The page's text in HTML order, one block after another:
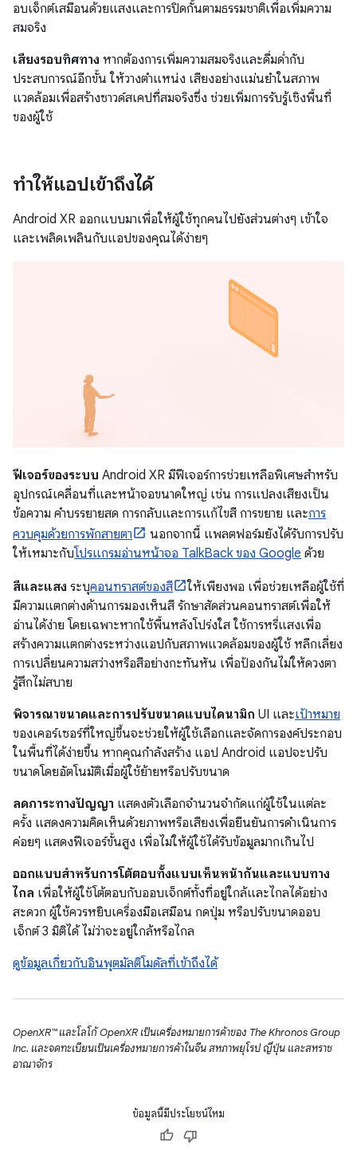
อบเจ็กต์เสมือนด้วยแสงและการปิดกั้นตามธรรมชาติเพื่อเพิ่มความ
สมจริง
เสียงรอบทิศทาง หากต้องการเพิ่มความสมจริงและดื่มด่ำกับ
ประสบการณ์อีกขั้น ให้วางตำแหน่ง เสียงอย่างแม่นยำในสภาพ
แวดล้อมเพื่อสร้างซาวด์สเคปที่สมจริงซึ่ง ช่วยเพิ่มการรับรู้เชิงพื้นที่
ของผู้ใช้
ทำให้แอปเข้าถึงได้
Android XR ออกแบบมาเพื่อให้ผู้ใช้ทุกคนไปยังส่วนต่างๆ เข้าใจ
และเพลิดเพลินกับแอปของคุณได้ง่ายๆ
ฟีเจอร์ของระบบ Android XR มีฟีเจอร์การช่วยเหลือพิเศษสำหรับ
อุปกรณ์เคลื่อนที่และหน้าจอขนาดใหญ่ เช่น การแปลงเสียงเป็น
ข้อความ คำบรรยายสด การกลับและการแก้ไขสี การขยาย และการ
ควบคุมด้วยการพักสายตา
นอกจากนี้ แพลตฟอร์มยังได้รับการปรับ
ให้เหมาะกับโปรแกรมอ่านหน้าจอ TalkBack ของ Google ด้วย
สีและแสง ระบุคอนทราสต์ของสี
ให้เพียงพอ เพื่อช่วยเหลือผู้ใช้ที่
มีความแตกต่างด้านการมองเห็นสี รักษาสัดส่วนคอนทราสต์เพื่อให้
อ่านได้ง่าย โดยเฉพาะหากใช้พื้นหลังโปร่งใส ใช้การหรี่แสงเพื่อ
สร้างความแตกต่างระหว่างแอปกับสภาพแวดล้อมของผู้ใช้ หลีกเลี่ยง
การเปลี่ยนความสว่างหรือสีอย่างกะทันหัน เพื่อป้องกันไม่ให้ดวงตา
รู้สึกไม่สบาย
พิจารณาขนาดและการปรับขนาดแบบไดนามิก UI และเป้าหมาย
ของเคอร์เซอร์ที่ใหญ่ขึ้นจะช่วยให้ผู้ใช้เลือกและจัดการองค์ประกอบ
ในพื้นที่ได้ง่ายขึ้น หากคุณกำลังสร้าง แอป Android แอปจะปรับ
ขนาดโดยอัตโนมัติเมื่อผู้ใช้ย้ายหรือปรับขนาด
ลดภาระทางปัญญา แสดงตัวเลือกจำนวนจำกัดแก่ผู้ใช้ในแต่ละ
ครั้ง แสดงความคิดเห็นด้วยภาพหรือเสียงเพื่อยืนยันการดำเนินการ
ค่อยๆ แสดงฟีเจอร์ขั้นสูง เพื่อไม่ให้ผู้ใช้ได้รับข้อมูลมากเกินไป
ออกแบบสำหรับการโต้ตอบทั้งแบบเห็นหน้ากันและแบบทาง
ไกล เพื่อให้ผู้ใช้โต้ตอบกับออบเจ็กต์ทั้งที่อยู่ใกล้และไกลได้อย่าง
สะดวก ผู้ใช้ควรหยิบเครื่องมือเสมือน กดปุ่ม หรือปรับขนาดออบ
เจ็กต์ 3 มิติได้ ไม่ว่าจะอยู่ใกล้หรือไกล
ดูข้อมูลเกี่ยวกับอินพุตมัลติโมดัลที่เข้าถึงได้
OpenXR™ และโลโก้ OpenXR เป็นเครื่องหมายการค้าของ The Khronos Group
Inc. และจดทะเบียนเป็นเครื่องหมายการค้าในจีน สหภาพยุโรป ญี่ปุ่น และสหราช
อาณาจักร
ข้อมูลนี้มีประโยชน์ไหม